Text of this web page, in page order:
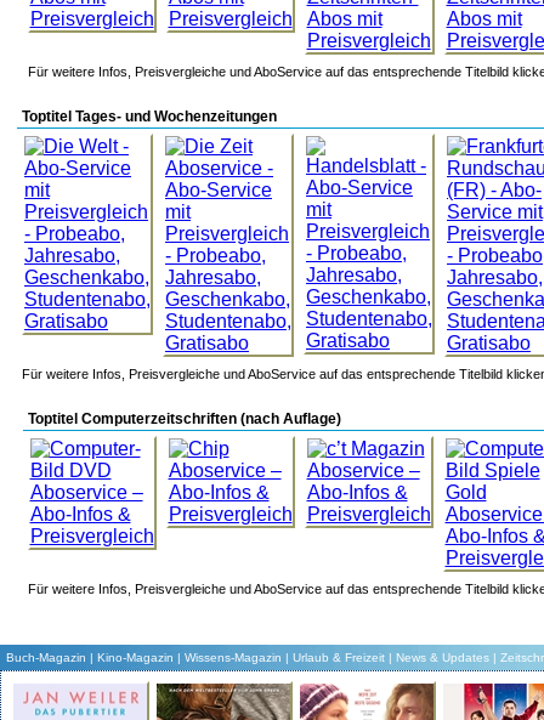
Für weitere Infos, Preisvergleiche und AboService auf das entsprechende Titelbild
Toptitel Tages- und Wochenzeitungen
Für weitere Infos, Preisvergleiche und AboService auf das entsprechende Titelbild
Toptitel Computerzeitschriften (nach Auflage)
Für weitere Infos, Preisvergleiche und AboService auf das entsprechende Titelbild
Buch-Magazin | Kino-Magazin | Wissens-Magazin | Urlaub & Freizeit | News & Updates |